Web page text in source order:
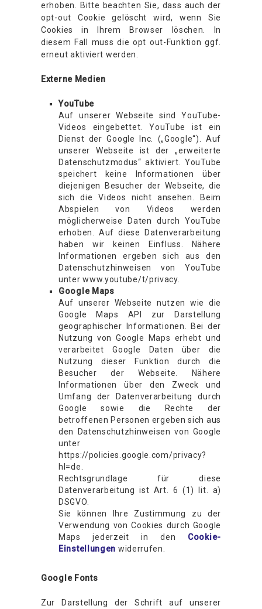
erhoben. Bitte beachten Sie, dass auch der
opt-out Cookie gelöscht wird, wenn Sie
Cookies in Ihrem Browser löschen. In
diesem Fall muss die opt out-Funktion ggf.
erneut aktiviert werden.
Externe Medien
YouTube
Auf unserer Webseite sind YouTube-
Videos eingebettet. YouTube ist ein
Dienst der Google Inc. („Google“). Auf
unserer Webseite ist der „erweiterte
Datenschutzmodus“ aktiviert. YouTube
speichert keine Informationen über
diejenigen Besucher der Webseite, die
sich die Videos nicht ansehen. Beim
Abspielen von Videos werden
möglicherweise Daten durch YouTube
erhoben. Auf diese Datenverarbeitung
haben wir keinen Einfluss. Nähere
Informationen ergeben sich aus den
Datenschutzhinweisen von YouTube
unter www.youtube/t/privacy.
Google Maps
Auf unserer Webseite nutzen wie die
Google Maps API zur Darstellung
geographischer Informationen. Bei der
Nutzung von Google Maps erhebt und
verarbeitet Google Daten über die
Nutzung dieser Funktion durch die
Besucher der Webseite. Nähere
Informationen über den Zweck und
Umfang der Datenverarbeitung durch
Google sowie die Rechte der
betroffenen Personen ergeben sich aus
den Datenschutzhinweisen von Google
unter
https://policies.google.com/privacy?
hl=de.
Rechtsgrundlage für diese
Datenverarbeitung ist Art. 6 (1) lit. a)
DSGVO.
Sie können Ihre Zustimmung zu der
Verwendung von Cookies durch Google
Maps jederzeit in den Cookie-
Einstellungen widerrufen.
Google Fonts
Zur Darstellung der Schrift auf unserer